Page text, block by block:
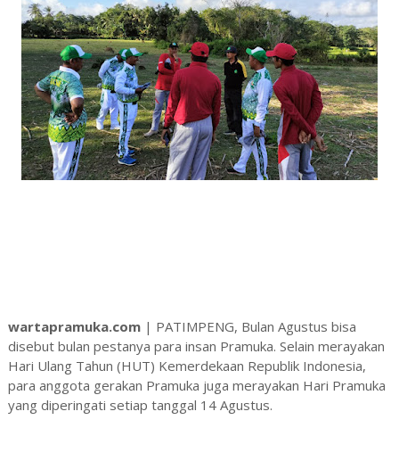
wartapramuka.com| PATIMPENG, Bulan Agustus bisa
disebut bulan pestanya para insan Pramuka. Selain merayakan
Hari Ulang Tahun (HUT) Kemerdekaan Republik Indonesia,
para anggota gerakan Pramuka juga merayakan Hari Pramuka
yang diperingati setiap tanggal 14 Agustus.